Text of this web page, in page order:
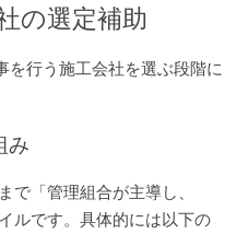
の選定補助
を行う施工会社を選ぶ段階に
み
で「管理組合が主導し、
ルです。具体的には以下の